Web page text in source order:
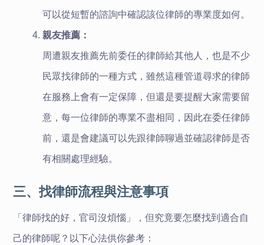
可以從短暫的諮詢中確認該位律師的專業度如何。
親友推薦：
周遭親友推薦先前委任的律師給其他人，也是不少
民眾找律師的一種方式，雖然這種管道尋求的律師
在服務上會有一定保障，但還是要提醒大家需要留
意，每一位律師的專業不盡相同，因此在委任律師
前，還是會建議可以先跟律師聊過並確認律師是否
有相關處理經驗。
三、找律師流程與注意事項
「律師找的好，官司沒煩惱」，但究竟要怎麼找到適合自
己的律師呢？以下心法供你參考：